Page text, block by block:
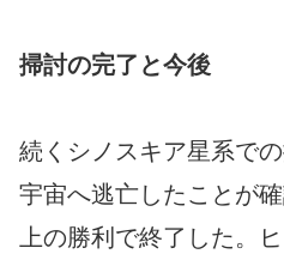
掃討の完了と今後
続くシノスキア星系で
宇宙へ逃亡したことが
上の勝利で終了した。